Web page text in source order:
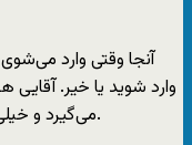
آنجا وقتی وارد
وارد شوید یا خیر.
می‌گیرد و خیلی راحت جواب آزمایش اعتیاد را منفی می‌کند.